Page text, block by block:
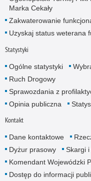
Marka Cekały
Zakwaterowanie
Uzyskaj status weterana
Statystyki
Ogólne statystyki
Ruch Drogowy
Sprawozdania z
Opinia publiczna
Kontakt
Dane kontaktowe
Dyżur prasowy
Skargi
Komendant Wojewódzki
Dostęp do informacji